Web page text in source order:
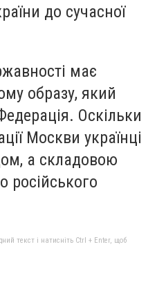
до сучасної
має
образу, який
Оскільки
Москви українці
а складовою
російського
текст і натисніть Ctrl + Enter, щоб